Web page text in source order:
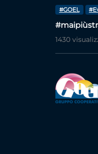
#GOEL
1430